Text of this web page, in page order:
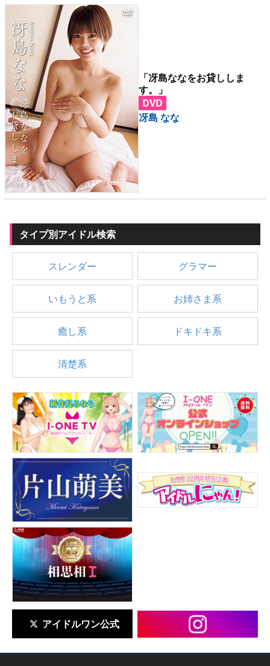
「冴島ななをお貸ししま
す。」
DVD
冴島 なな
タイプ別アイドル検索
スレンダー グラマー
いもうと系 お姉さま系
癒し系 ドキドキ系
清楚系
アイドルワン公式